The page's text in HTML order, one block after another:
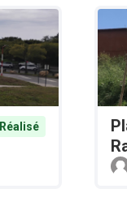
Réalisé